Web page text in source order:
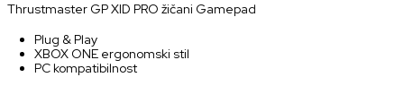
Thrustmaster GP XID PRO žičani Gamepad
Plug & Play
XBOX ONE ergonomski stil
PC kompatibilnost